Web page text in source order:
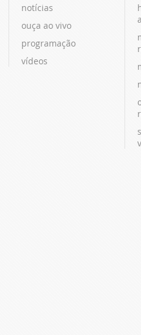
notícias
ouça ao vivo
programação
vídeos